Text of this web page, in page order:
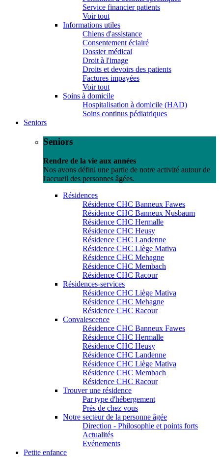
Service financier patients
Voir tout
Informations utiles
Chiens d'assistance
Consentement éclairé
Dossier médical
Droit à l'image
Droits et devoirs des patients
Factures impayées
Voir tout
Soins à domicile
Hospitalisation à domicile (HAD)
Soins continus pédiatriques
Seniors
Seniors
Rendre de la vie aux années
Nos avons défini une partie de notre activité autour de
l'accueil des personnes âgées.
Résidences
Résidence CHC Banneux Fawes
Résidence CHC Banneux Nusbaum
Résidence CHC Hermalle
Résidence CHC Heusy
Résidence CHC Landenne
Résidence CHC Liège Mativa
Résidence CHC Mehagne
Résidence CHC Membach
Résidence CHC Racour
Résidences-services
Résidence CHC Liège Mativa
Résidence CHC Mehagne
Résidence CHC Racour
Convalescence
Résidence CHC Banneux Fawes
Résidence CHC Hermalle
Résidence CHC Heusy
Résidence CHC Landenne
Résidence CHC Liège Mativa
Résidence CHC Membach
Résidence CHC Racour
Trouver une résidence
Par type d'hébergement
Près de chez vous
Notre secteur de la personne âgée
Direction - Philosophie et points forts
Actualités
Evénements
Petite enfance